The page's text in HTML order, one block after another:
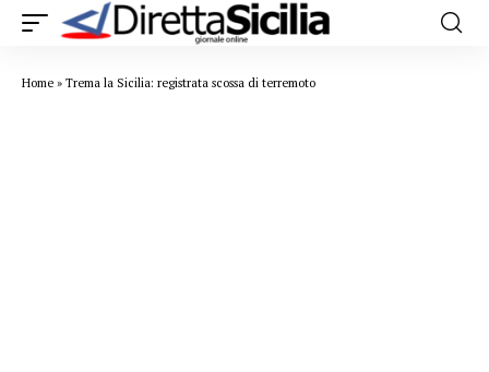
Home » Trema la Sicilia: registrata scossa di terremoto